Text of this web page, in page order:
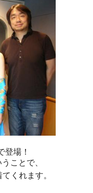
登場！
ことで、
くれます。